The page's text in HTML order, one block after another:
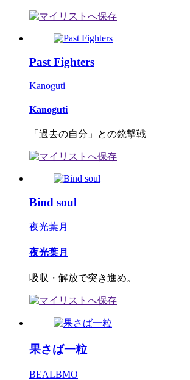
Past Fighters
Kanoguti
Kanoguti
「過去の自分」との銃撃戦
Bind soul
夜光葉月
夜光葉月
吸収・解放で突き進め。
果さば一粒
BEALBMO